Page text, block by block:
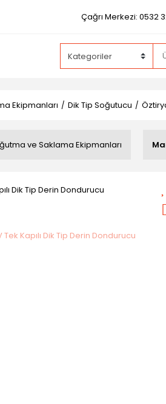
Çağrı Merkezi: 0532
Ekipmanları Dik Tip Soğutucu
ve Saklama Ekipmanları